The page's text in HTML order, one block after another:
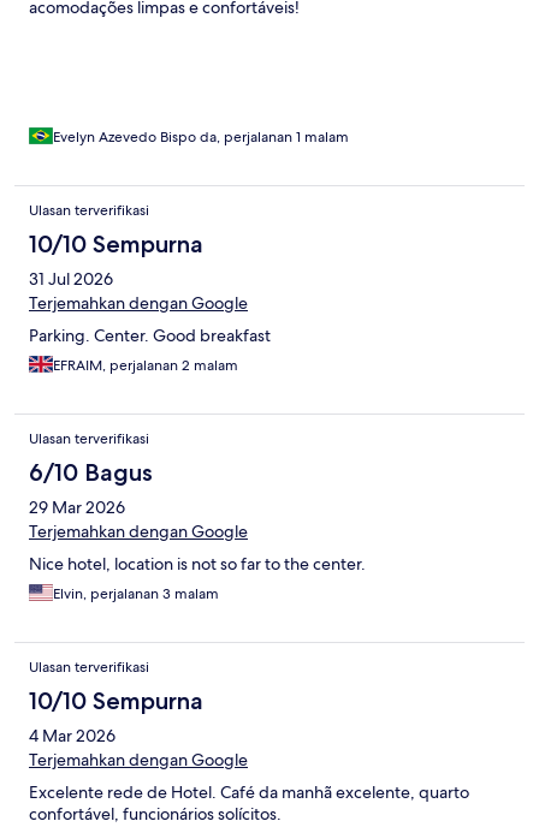
acomodações limpas e confortáveis!
Evelyn Azevedo Bispo da, perjalanan 1 malam
Ulasan terverifikasi
10/10 Sempurna
31 Jul 2026
Terjemahkan dengan Google
Parking. Center. Good breakfast
EFRAIM, perjalanan 2 malam
Ulasan terverifikasi
6/10 Bagus
29 Mar 2026
Terjemahkan dengan Google
Nice hotel, location is not so far to the center.
Elvin, perjalanan 3 malam
Ulasan terverifikasi
10/10 Sempurna
4 Mar 2026
Terjemahkan dengan Google
Excelente rede de Hotel. Café da manhã excelente, quarto
confortável, funcionários solícitos.